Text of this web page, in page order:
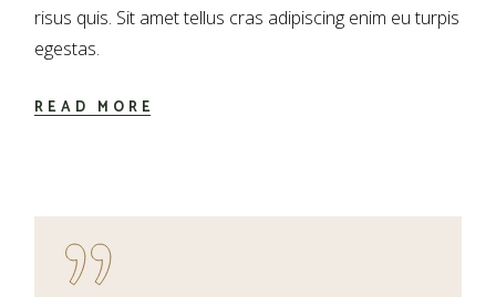
risus quis. Sit amet tellus cras adipiscing enim eu turpis
egestas.
READ MORE